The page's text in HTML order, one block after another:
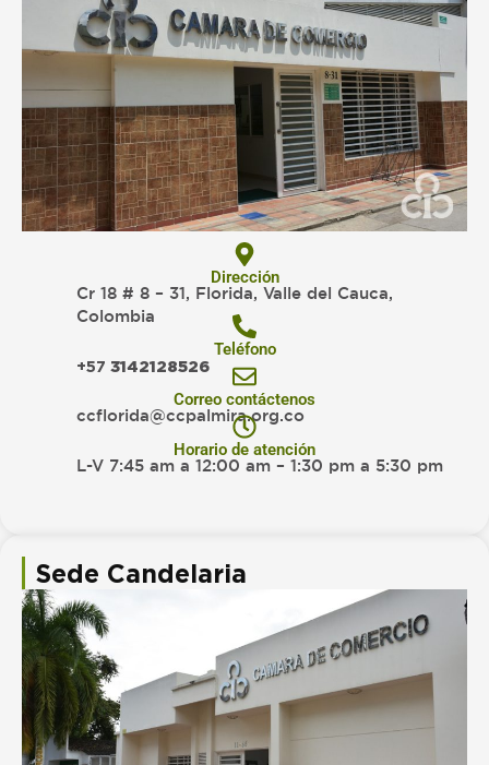
Dirección
Cr 18 # 8 – 31, Florida, Valle del Cauca,
Colombia
Teléfono
+57 3142128526
Correo contáctenos
ccflorida@ccpalmira.org.co
Horario de atención
L-V 7:45 am a 12:00 am – 1:30 pm a 5:30 pm
Sede Candelaria